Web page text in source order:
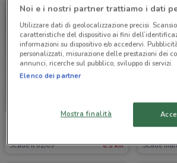
Scade il 02/09 6.5 km Scade
Noi e i nostri partner trattiamo i dati
Utilizzare dati di geolocalizzazione precisi.
caratteristiche del dispositivo ai fini
informazioni su dispositivo e/o accedervi.
personalizzati, misurazione delle prestazioni dei
annunci, ricerche sul pubblico, sviluppo di servizi.
Elenco dei partner
Mostra finalità